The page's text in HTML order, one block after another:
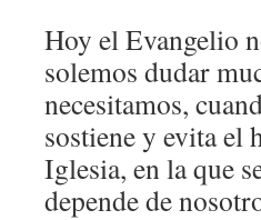
Hoy el Evangelio
solemos dudar
necesitamos,
sostiene y evita el
Iglesia, en la que
depende de